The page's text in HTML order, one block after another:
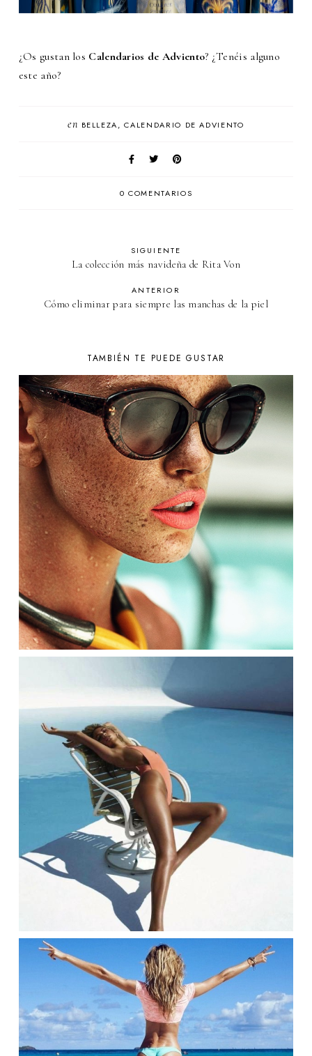
¿Os gustan los Calendarios de Adviento? ¿Tenéis alguno
este año?
en BELLEZA CALENDARIO DE ADVIENTO
0 COMENTARIOS
SIGUIENTE
La colección más navideña de Rita Von
ANTERIOR
Cómo eliminar para siempre las manchas de la piel
TAMBIÉN TE PUEDE GUSTAR